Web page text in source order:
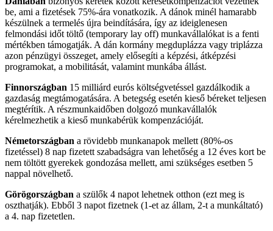
be, ami a fizetések 75%-ára vonatkozik. A dánok minél hamarabb
készülnek a termelés újra beindítására, így az ideiglenesen
felmondási időt töltő (temporary lay off) munkavállalókat is a fenti
mértékben támogatják. A dán kormány megduplázza vagy triplázza
azon pénzügyi összeget, amely elősegíti a képzési, átképzési
programokat, a mobilitását, valamint munkába állást.
Finnországban 15 milliárd eurós költségvetéssel gazdálkodik a
gazdaság megtámogatására. A betegség esetén kieső béreket teljesen
megtérítik. A részmunkaidőben dolgozó munkavállalók
kérelmezhetik a kieső munkabérük kompenzációját.
Németországban a rövidebb munkanapok mellett (80%-os
fizetéssel) 8 nap fizetett szabadságra van lehetőség a 12 éves kort be
nem töltött gyerekek gondozása mellett, ami szükséges esetben 5
nappal növelhető.
Görögországban a szülők 4 napot lehetnek otthon (ezt meg is
oszthatják). Ebből 3 napot fizetnek (1-et az állam, 2-t a munkáltató)
a 4. nap fizetetlen.